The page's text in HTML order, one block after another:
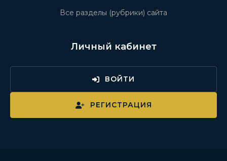
Все разделы (рубрики) сайта
Личный кабинет
ВОЙТИ
РЕГИСТРАЦИЯ